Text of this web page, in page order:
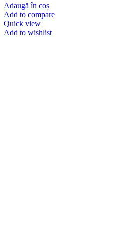
Adaugă în coș
Add to compare
Quick view
Add to wishlist